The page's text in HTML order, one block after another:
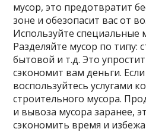
мусор, это предотвратит
зоне и обезопасит вас от
Используйте специальные
Разделяйте мусор по типу:
бытовой и т.д. Это
сэкономит вам деньги.
воспользуйтесь услугами
строительного мусора.
и вывоза мусора заранее,
сэкономить время и